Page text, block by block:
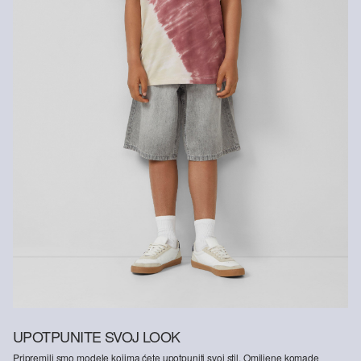
UPOTPUNITE SVOJ LOOK
Pripremili smo modele kojima ćete upotpuniti svoj stil. Omiljene komade